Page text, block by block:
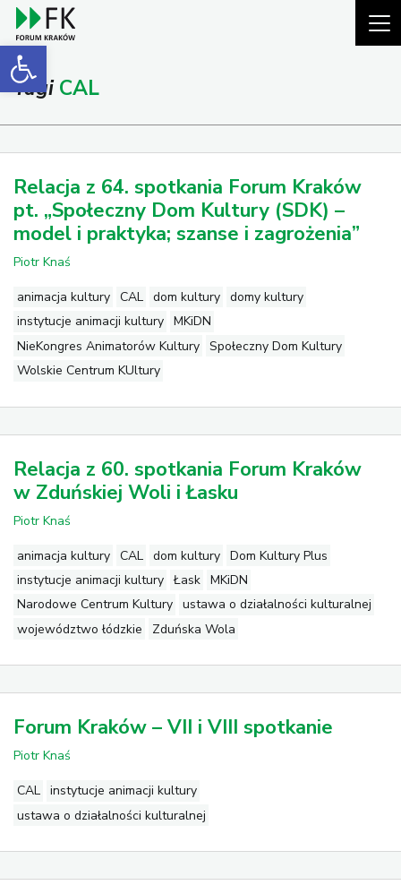
Open toolbar
Tagi CAL
Relacja z 64. spotkania Forum Kraków
pt. „Społeczny Dom Kultury (SDK) –
model i praktyka; szanse i zagrożenia”
Piotr Knaś
animacja kultury CAL dom kultury
domy kultury
instytucje animacji kultury
MKiDN
NieKongres Animatorów Kultury
Społeczny Dom Kultury
Wolskie Centrum KUltury
Relacja z 60. spotkania Forum Kraków
w Zduńskiej Woli i Łasku
Piotr Knaś
animacja kultury CAL dom kultury
Dom Kultury Plus
instytucje animacji kultury Łask
MKiDN
Narodowe Centrum Kultury
ustawa o działalności kulturalnej
województwo łódzkie
Zduńska Wola
Forum Kraków – VII i VIII spotkanie
Piotr Knaś
CAL
instytucje animacji kultury
ustawa o działalności kulturalnej